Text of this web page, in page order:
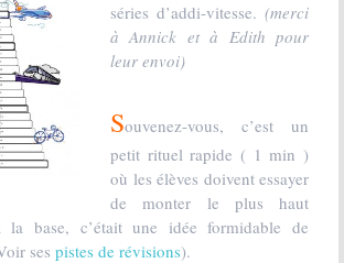
séries d’addi-vitesse. (merci
à Annick et à Edith pour
leur envoi)
Souvenez-vous, c’est un
petit rituel rapide ( 1 min )
où les élèves doivent essayer
de monter le plus haut
la base, c’était une idée formidable de
ses pistes de révisions).